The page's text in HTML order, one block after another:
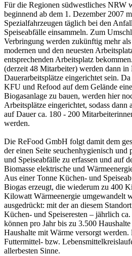
Für die Regionen südwestliches NRW
beginnend ab dem 1. Dezember 2007
Spezialfahrzeugen täglich bei den
Speiseabfälle einsammeln. Zum
Verbringung werden zukünftig mehr
modernen und den neuesten
entsprechenden Arbeitsplatz
(derzeit 48 Mitarbeiter) werden dann
Dauerarbeitsplätze eingerichtet sein.
KFU und Refood auf dem Gelände
Biogasanlage zu bauen, werden hier
Arbeitsplätze eingerichtet, sodass dann
auf Dauer ca. 180 - 200
werden.
Die ReFood GmbH folgt damit dem
der einen Seite seuchenhygienisch
und Speiseabfälle zu erfassen und auf
Biomasse elektrische und
Aus einer Tonne Küchen- und
Biogas erzeugt, die wiederum zu 400
Kilowatt Wärmeenergie umgewandelt
ausgedrückt: mit der an diesem
Küchen- und Speiseresten – jährlich
können pro Jahr bis zu 3.500
Haushalte mit Wärme versorgt werden.
Futtermittel- bzw.
allerbesten Sinne.